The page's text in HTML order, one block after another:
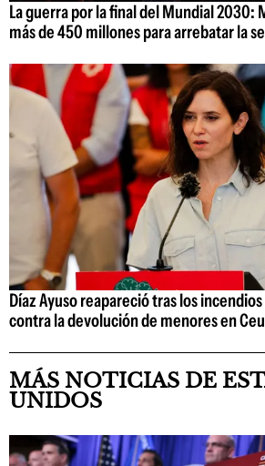
La guerra por la final del Mundial 2030:
más de 450 millones para arrebatar la
Díaz Ayuso reapareció tras los
contra la devolución de menores en
MÁS NOTICIAS DE
UNIDOS